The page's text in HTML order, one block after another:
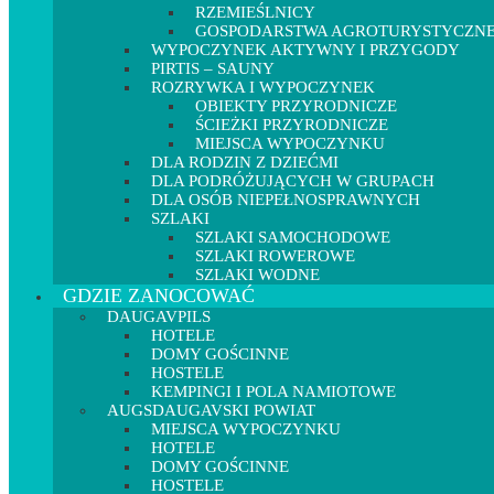
RZEMIEŚLNICY
GOSPODARSTWA
WYPOCZYNEK AKTYWNY I PRZYGODY
PIRTIS – SAUNY
ROZRYWKA I WYPOCZYNEK
OBIEKTY PRZYRODNICZE
ŚCIEŻKI PRZYRODNICZE
MIEJSCA WYPOCZYNKU
DLA RODZIN Z DZIEĆMI
DLA PODRÓŻUJĄCYCH W GRUPACH
DLA OSÓB NIEPEŁNOSPRAWNYCH
SZLAKI
SZLAKI SAMOCHODOWE
SZLAKI ROWEROWE
SZLAKI WODNE
GDZIE ZANOCOWAĆ
DAUGAVPILS
HOTELE
DOMY GOŚCINNE
HOSTELE
KEMPINGI I POLA NAMIOTOWE
AUGSDAUGAVSKI POWIAT
MIEJSCA WYPOCZYNKU
HOTELE
DOMY GOŚCINNE
HOSTELE